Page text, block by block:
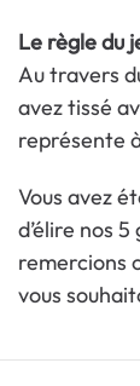
Le règle du
Au travers
avez tissé
représente
Vous avez
d’élire nos
remercions
vous